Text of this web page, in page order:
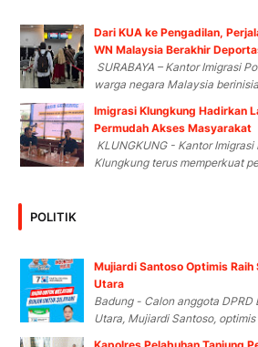
Dari KUA ke Pengadilan,
WN Malaysia Berakhir
SURABAYA – Kantor Imigrasi
warga negara Malaysia
Imigrasi Klungkung Hadirkan
Permudah Akses Masyarakat
KLUNGKUNG - Kantor Imigrasi
Klungkung terus memperkuat
POLITIK
Mujiardi Santoso Optimis Raih
Utara
Badung - Calon anggota DPRD
Utara, Mujiardi Santoso, optimis